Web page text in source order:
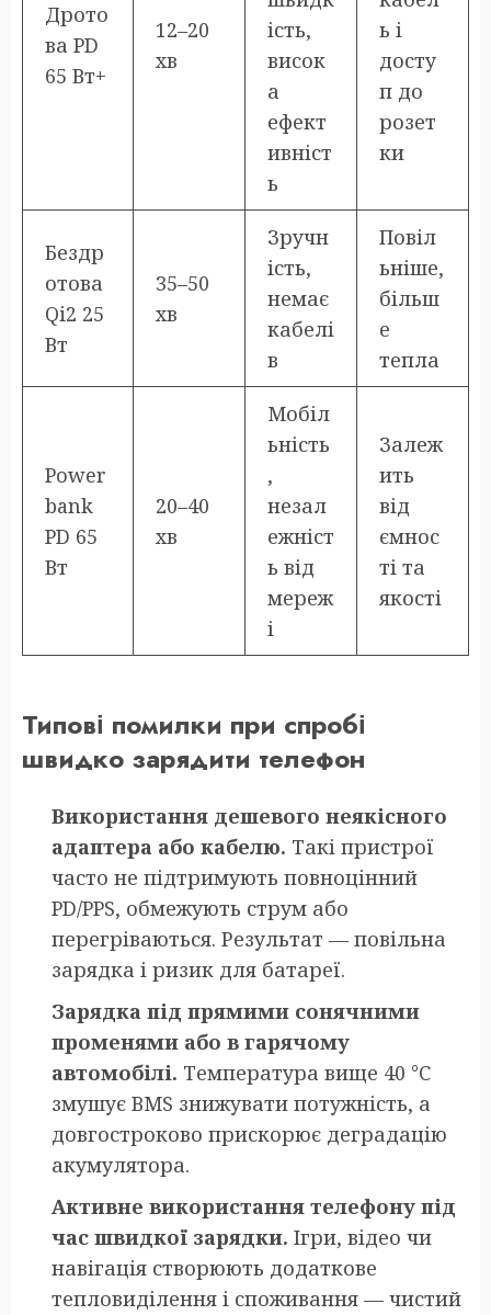
Дрото
ва PD
65 Вт+
12–20
хв
ість,
висок
а
ефект
ивніст
ь
ь і
досту
п до
розет
ки
Бездр
отова
Qi2 25
Вт
35–50
хв
Зручн
ість,
немає
кабелі
в
Повіл
ьніше,
більш
е
тепла
Power
bank
PD 65
Вт
20–40
хв
Мобіл
ьність
,
незал
ежніст
ь від
мереж
і
Залеж
ить
від
ємнос
ті та
якості
Типові помилки при спробі
швидко зарядити телефон
Використання дешевого неякісного
адаптера або кабелю. Такі пристрої
часто не підтримують повноцінний
PD/PPS, обмежують струм або
перегріваються. Результат — повільна
зарядка і ризик для батареї.
Зарядка під прямими сонячними
променями або в гарячому
автомобілі. Температура вище 40 °C
змушує BMS знижувати потужність, а
довгостроково прискорює деградацію
акумулятора.
Активне використання телефону під
час швидкої зарядки. Ігри, відео чи
навігація створюють додаткове
тепловиділення і споживання — чистий